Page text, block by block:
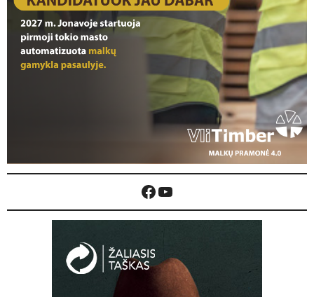
Facebook
YouTube